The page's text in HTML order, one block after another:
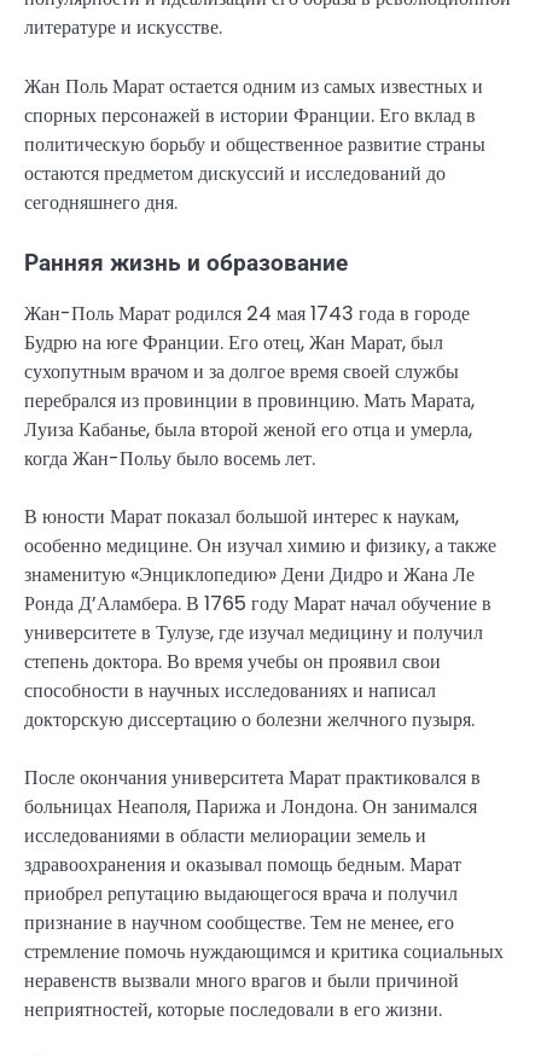
литературе и искусстве.
Жан Поль Марат остается одним из самых известных и
спорных персонажей в истории Франции. Его вклад в
политическую борьбу и общественное развитие страны
остаются предметом дискуссий и исследований до
сегодняшнего дня.
Ранняя жизнь и образование
Жан-Поль Марат родился 24 мая 1743 года в городе
Будрю на юге Франции. Его отец, Жан Марат, был
сухопутным врачом и за долгое время своей службы
перебрался из провинции в провинцию. Мать Марата,
Луиза Кабанье, была второй женой его отца и умерла,
когда Жан-Польу было восемь лет.
В юности Марат показал большой интерес к наукам,
особенно медицине. Он изучал химию и физику, а также
знаменитую «Энциклопедию» Дени Дидро и Жана Ле
Ронда Д’Аламбера. В 1765 году Марат начал обучение в
университете в Тулузе, где изучал медицину и получил
степень доктора. Во время учебы он проявил свои
способности в научных исследованиях и написал
докторскую диссертацию о болезни желчного пузыря.
После окончания университета Марат практиковался в
больницах Неаполя, Парижа и Лондона. Он занимался
исследованиями в области мелиорации земель и
здравоохранения и оказывал помощь бедным. Марат
приобрел репутацию выдающегося врача и получил
признание в научном сообществе. Тем не менее, его
стремление помочь нуждающимся и критика социальных
неравенств вызвали много врагов и были причиной
неприятностей, которые последовали в его жизни.